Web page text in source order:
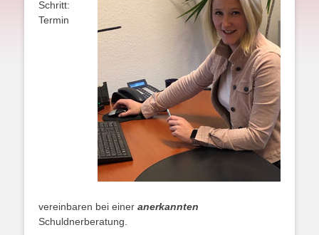
Schritt:
Termin
vereinbaren bei einer anerkannten
Schuldnerberatung.